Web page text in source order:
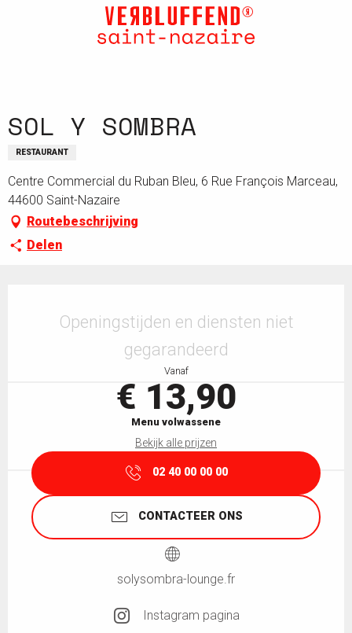
SOL Y SOMBRA
RESTAURANT
Centre Commercial du Ruban Bleu, 6 Rue François Marceau,
44600 Saint-Nazaire
Routebeschrijving
Delen
Openingstijden en diensten niet
gegarandeerd
Vanaf
€ 13,90
Menu volwassene
Bekijk alle prijzen
02 40 00 00 00
CONTACTEER ONS
solysombra-lounge.fr
Instagram pagina